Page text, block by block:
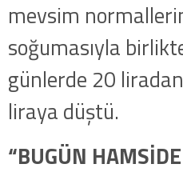
mevsim
soğumasıyla
günlerde 20
liraya düştü.
“BUGÜN